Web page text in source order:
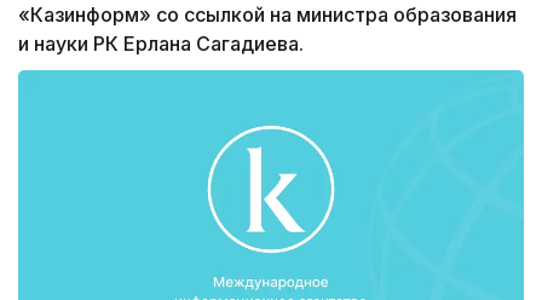
«Казинформ» со ссылкой на министра образования
и науки РК Ерлана Сагадиева.